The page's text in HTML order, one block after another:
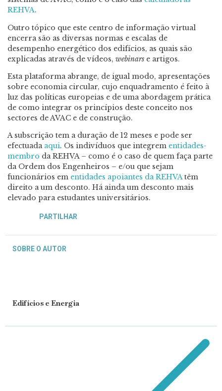
REHVA.
Outro tópico que este centro de informação virtual
encerra são as diversas normas e escalas de
desempenho energético dos edifícios, as quais são
explicadas através de vídeos, webinars e artigos.
Esta plataforma abrange, de igual modo, apresentações
sobre economia circular, cujo enquadramento é feito à
luz das políticas europeias e de uma abordagem prática
de como integrar os princípios deste conceito nos
sectores de AVAC e de construção.
A subscrição tem a duração de 12 meses e pode ser
efectuada aqui. Os indivíduos que integrem entidades-
membro da REHVA – como é o caso de quem faça parte
da Ordem dos Engenheiros – e/ou que sejam
funcionários em entidades apoiantes da REHVAtêm
direito a um desconto. Há ainda um desconto mais
elevado para estudantes universitários.
PARTILHAR
SOBRE O AUTOR
Edifícios e Energia